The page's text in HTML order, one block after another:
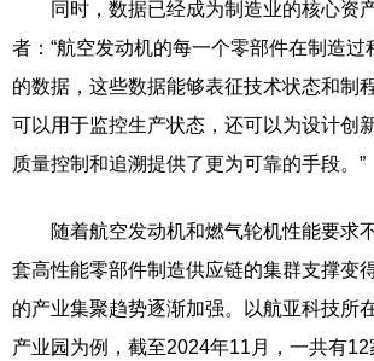
同时，数据已经成为制造业的核心资
者：“航空发动机的每一个零部件在制造过
的数据，这些数据能够表征技术状态和制
可以用于监控生产状态，还可以为设计创
质量控制和追溯提供了更为可靠的手段。”
随着航空发动机和燃气轮机性能要求
套高性能零部件制造供应链的集群支撑变
的产业集聚趋势逐渐加强。以航亚科技所
产业园为例，截至2024年11月，一共有